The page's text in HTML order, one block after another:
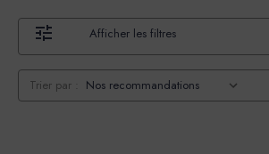
Afficher les filtres
Trier par :